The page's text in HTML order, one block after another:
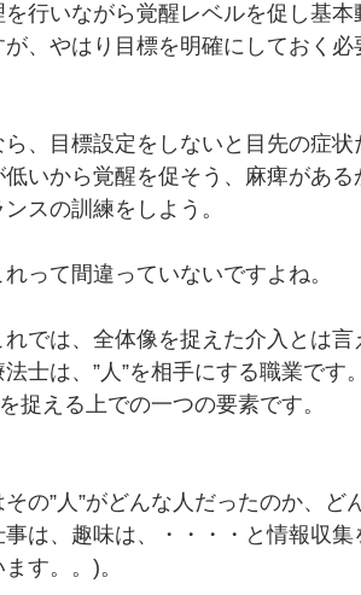
を行いながら覚醒レベルを促し基
が、やはり目標を明確にしておく
ら、目標設定をしないと目先の症
低いから覚醒を促そう、麻痺があ
スの訓練をしよう。
って間違っていないですよね。
れでは、全体像を捉えた介入とは
法士は、”人”を相手にする職業で
捉える上での一つの要素です。
その”人”がどんな人だったのか、
事は、趣味は、・・・・と情報収
す。。)。